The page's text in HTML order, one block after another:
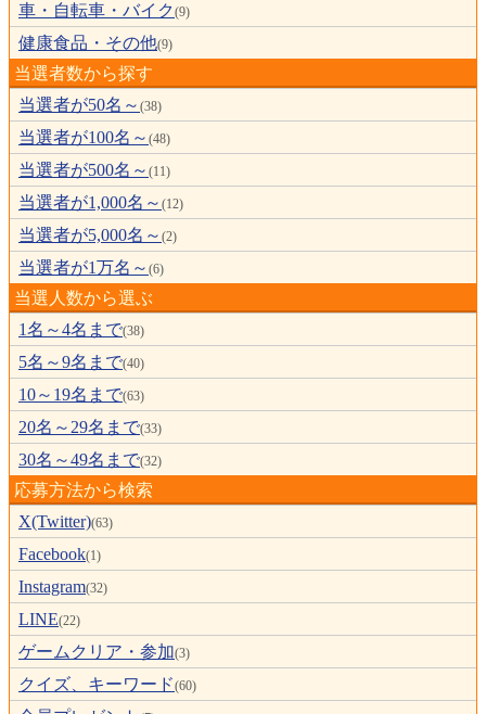
車・自転車・バイク (9)
健康食品・その他(9)
当選者数から探す
当選者が50名～ (38)
当選者が100名～ (48)
当選者が500名～ (11)
当選者が1,000名～ (12)
当選者が5,000名～ (2)
当選者が1万名～ (6)
当選人数から選ぶ
1名～4名まで(38)
5名～9名まで(40)
10～19名まで(63)
20名～29名まで(33)
30名～49名まで(32)
応募方法から検索
X(Twitter)(63)
Facebook(1)
Instagram(32)
LINE(22)
ゲームクリア・参加(3)
クイズ、キーワード(60)